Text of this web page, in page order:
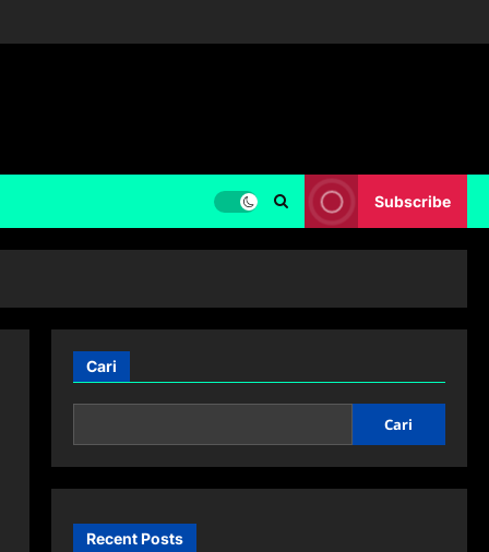
Subscribe
Cari
Cari
Recent Posts